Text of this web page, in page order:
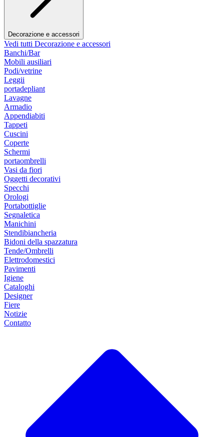
Decorazione e accessori
Vedi tutti Decorazione e accessori
Banchi/Bar
Mobili ausiliari
Podi/vetrine
Leggii
portadepliant
Lavagne
Armadio
Appendiabiti
Tappeti
Cuscini
Coperte
Schermi
portaombrelli
Vasi da fiori
Oggetti decorativi
Specchi
Orologi
Portabottiglie
Segnaletica
Manichini
Stendibiancheria
Bidoni della spazzatura
Tende/Ombrelli
Elettrodomestici
Pavimenti
Igiene
Cataloghi
Designer
Fiere
Notizie
Contatto